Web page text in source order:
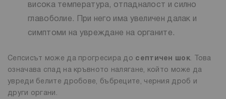
висока температура, отпадналост и силно
главоболие. При него има увеличен далак и
симптоми на увреждане на органите.
Сепсисът може да прогресира до септичен шок. Това
означава спад на кръвното налягане, който може да
увреди белите дробове, бъбреците, черния дроб и
други органи.